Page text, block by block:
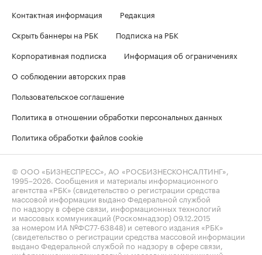
Контактная информация
Редакция
Скрыть баннеры на РБК
Подписка на РБК
Корпоративная подписка
Информация об ограничениях
О соблюдении авторских прав
Пользовательское соглашение
Политика в отношении обработки персональных данных
Политика обработки файлов cookie
© ООО «БИЗНЕСПРЕСС», АО «РОСБИЗНЕСКОНСАЛТИНГ»,
1995–2026 . Сообщения и материалы информационного
агентства «РБК» (свидетельство о регистрации средства
массовой информации выдано Федеральной службой
по надзору в сфере связи, информационных технологий
и массовых коммуникаций (Роскомнадзор) 09.12.2015
за номером ИА №ФС77-63848) и сетевого издания «РБК»
(свидетельство о регистрации средства массовой информации
выдано Федеральной службой по надзору в сфере связи,